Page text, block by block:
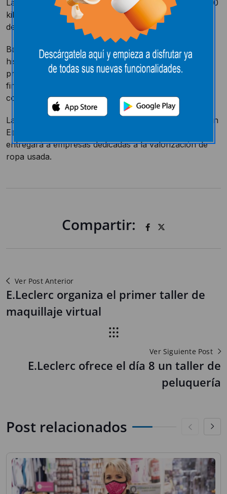
La ONG Madre Coraje recogió la semana pasada 5.000
kilos de prendas de ropa con su campaña La historia
de mi camiseta en el hipermercado E.Leclerc.
Bajo el lema “La historia de mi camiseta puede ser la
historia de muchas de tus
prendas”, Madre Coraje recogió ropa para diferentes
fines. La nueva y con etiqueta, la mandará a
comunidades empobrecidas de Perú.
La ropa usada la llevará a sus mercadillos solidarios en
España, la cederá a instituciones sociales o la
entregará a empresas dedicadas a la valorización de
ropa usada.
Compartir:
Ver Post Anterior
E.Leclerc organiza el primer taller de
maquillaje virtual
Ver Siguiente Post
E.Leclerc ofrece el día 8 un taller de
peluquería
Post relacionados